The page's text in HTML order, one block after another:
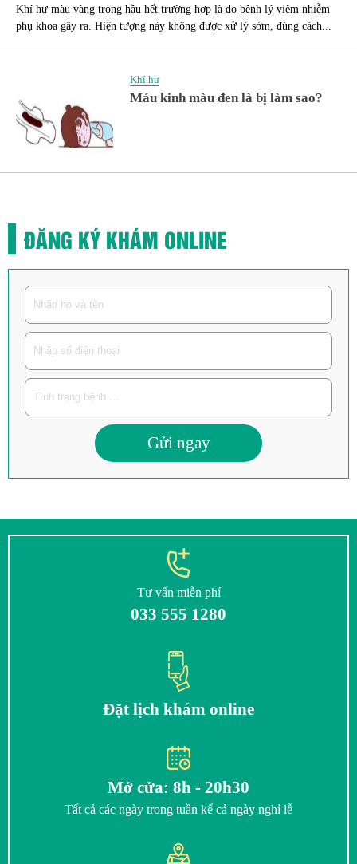
Khí hư màu vàng trong hầu hết trường hợp là do bệnh lý viêm nhiễm
phụ khoa gây ra. Hiện tượng này không được xử lý sớm, đúng cách...
Khí hư
Máu kinh màu đen là bị làm sao?
ĐĂNG KÝ KHÁM ONLINE
Gửi ngay
Tư vấn miễn phí
033 555 1280
Đặt lịch khám online
Mở cửa: 8h - 20h30
Tất cả các ngày trong tuần kể cả ngày nghỉ lễ